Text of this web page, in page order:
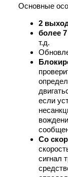
Основные
2
более
т.д.
если
Со
сигнал